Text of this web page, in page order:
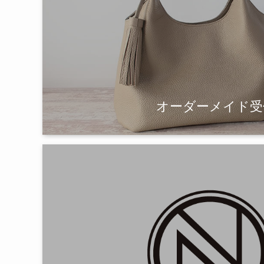
オーダーメイド